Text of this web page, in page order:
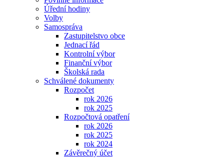
Úřední hodiny
Volby
Samospráva
Zastupitelstvo obce
Jednací řád
Kontrolní výbor
Finanční výbor
Školská rada
Schválené dokumenty
Rozpočet
rok 2026
rok 2025
Rozpočtová opatření
rok 2026
rok 2025
rok 2024
Závěrečný účet